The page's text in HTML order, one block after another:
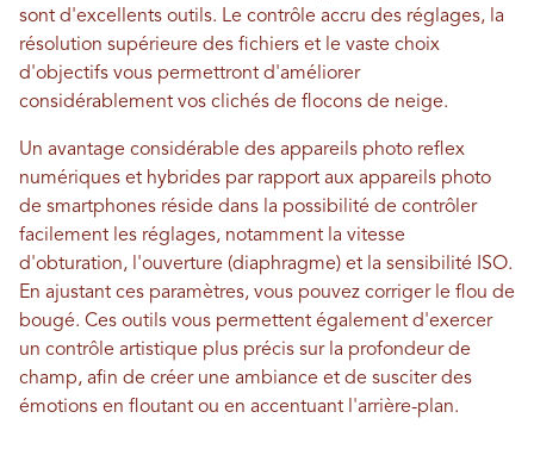
sont d'excellents outils. Le contrôle accru des réglages, la
résolution supérieure des fichiers et le vaste choix
d'objectifs vous permettront d'améliorer
considérablement vos clichés de flocons de neige.
Un avantage considérable des appareils photo reflex
numériques et hybrides par rapport aux appareils photo
de smartphones réside dans la possibilité de contrôler
facilement les réglages, notamment la vitesse
d'obturation, l'ouverture (diaphragme) et la sensibilité ISO.
En ajustant ces paramètres, vous pouvez corriger le flou de
bougé. Ces outils vous permettent également d'exercer
un contrôle artistique plus précis sur la profondeur de
champ, afin de créer une ambiance et de susciter des
émotions en floutant ou en accentuant l'arrière-plan.